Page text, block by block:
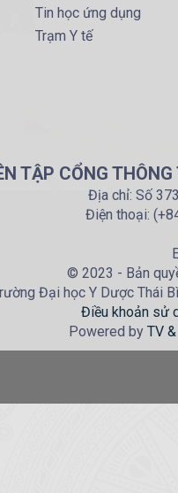
Tin học ứng dụng
Trạm Y tế
TẬP CỔNG
Địa chỉ: Số
Điện thoại:
© 2023 - Bản
Đại học Y Dược Thái
Điều khoản sử
Powered by TV